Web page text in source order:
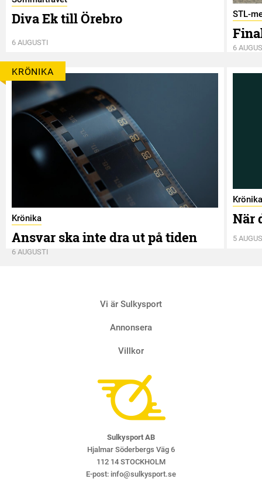
Diva Ek till Örebro
6 AUGUSTI
STL-
6
KRÖNIKA
Krönika
Ansvar ska inte dra ut på tiden
6 AUGUSTI
Krönika
När
5
Vi är Sulkysport
Annonsera
Villkor
Sulkysport AB
Hjalmar Söderbergs Väg 6
112 14 STOCKHOLM
E-post: info@sulkysport.se